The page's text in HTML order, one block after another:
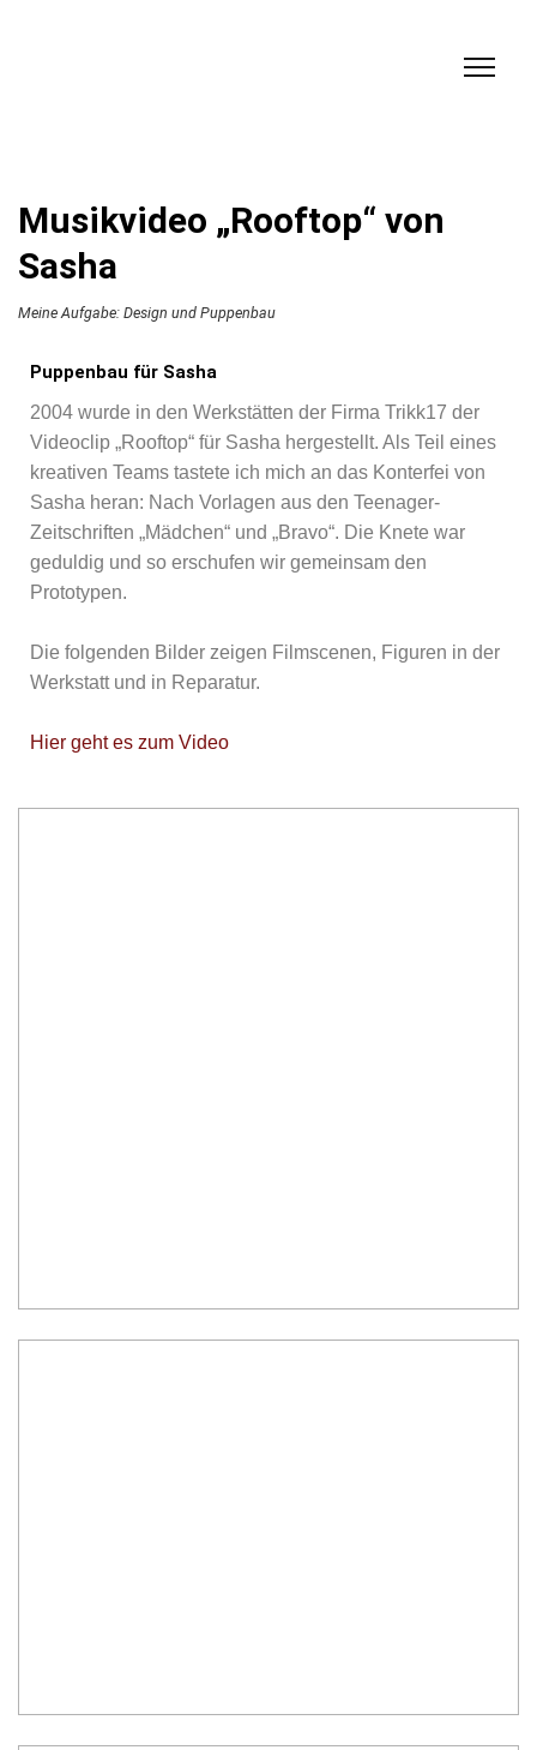
Musikvideo „Rooftop“ von
Sasha
Meine Aufgabe: Design und Puppenbau
Puppenbau für Sasha
2004 wurde in den Werkstätten der Firma Trikk17 der
Videoclip „Rooftop“ für Sasha hergestellt. Als Teil eines
kreativen Teams tastete ich mich an das Konterfei von
Sasha heran: Nach Vorlagen aus den Teenager-
Zeitschriften „Mädchen“ und „Bravo“. Die Knete war
geduldig und so erschufen wir gemeinsam den
Prototypen.
Die folgenden Bilder zeigen Filmscenen, Figuren in der
Werkstatt und in Reparatur.
Hier geht es zum Video